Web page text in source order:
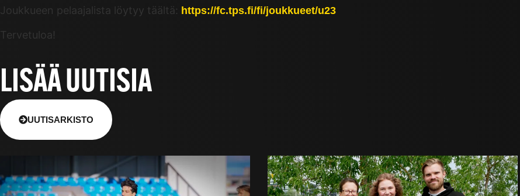
Joukkueen pelaajalista löytyy täältä: https://fc.tps.fi/fi/joukkueet/u23
Tervetuloa!
LISÄÄ UUTISIA
UUTISARKISTO